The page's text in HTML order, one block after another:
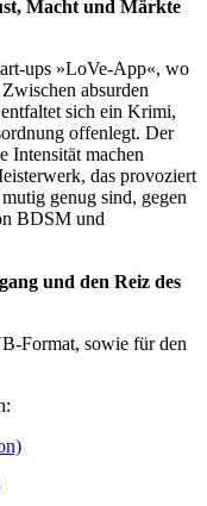
Macht und Märkte
ups »LoVe-App«, wo
absurden
sich ein Krimi,
offenlegt. Der
Intensität machen
das provoziert
genug sind, gegen
BDSM und
und den Reiz des
Format, sowie für den